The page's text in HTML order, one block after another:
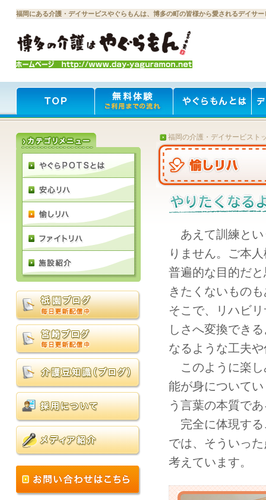
福岡にある介護・デイサービスやぐらもんは、博多の町の皆様から愛されるデイサ
福岡の介護・デイサービスト
あえて訓練とい
りません。ご本
普遍的な目的だ
きたくないもの
そこで、リハビ
しさへ変換でき
なるような工夫
このように楽し
能が身について
う言葉の本質で
完全に体現する
では、そういっ
考えています。